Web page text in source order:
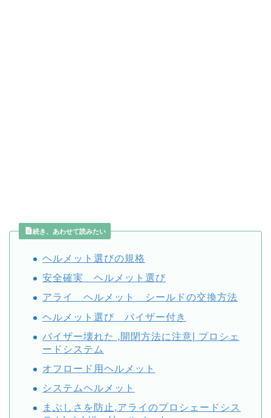
続き、あわせて読みたい
ヘルメット選びの規格
安全確実 ヘルメット選び
アライ ヘルメット シールドの交換方法
ヘルメット選び バイザー付き
バイザー壊れた ,開閉方法に注意| プロシェ
ードシステム
オフロード用ヘルメット
システムヘルメット
まぶしさを防止,アライのプロシェードシス